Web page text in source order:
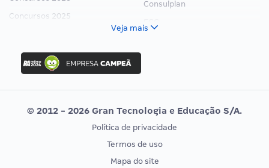
Concursos 2025
Concurso Nacional Unificado
Concurso Ibama
Concurso MPU
Editais publicados
Consulplan
Vunesp
CONCURSOS POR PROFISSÃO
EXAME DE ORDEM
Veja mais
© 2012 - 2026 Gran Tecnologia e Educação S/A.
Política de privacidade
Termos de uso
Mapa do site